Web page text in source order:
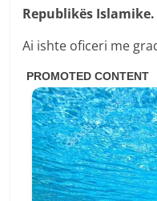
Republikës Islamike.
Ai ishte oficeri me